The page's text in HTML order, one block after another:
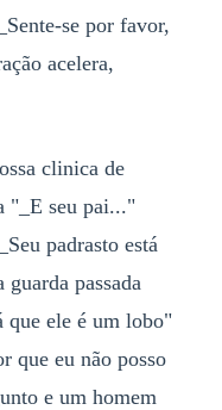
se por favor,
acelera,
clinica de
"_E seu pai..."
padrasto está
passada
que ele é um lobo"
que eu não posso
e um homem